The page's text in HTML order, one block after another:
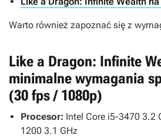
Warto również zapoznać się z
Like a Dragon: Infinite
minimalne wymagania
(30 fps / 1080p)
Procesor: Intel Core i5-3470 3.2
1200 3.1 GHz